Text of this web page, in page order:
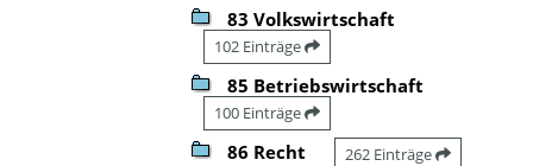
83 Volkswirtschaft
102 Einträge
85 Betriebswirtschaft
100 Einträge
86 Recht 262 Einträge